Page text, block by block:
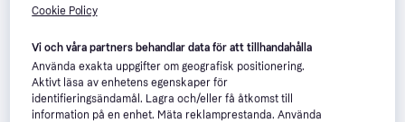
Cookie Policy
Vi och våra partners behandlar data för att tillhandahålla
Använda exakta uppgifter om geografisk positionering.
Aktivt läsa av enhetens egenskaper för
identifieringsändamål. Lagra och/eller få åtkomst till
information på en enhet. Mäta reklamprestanda. Använda